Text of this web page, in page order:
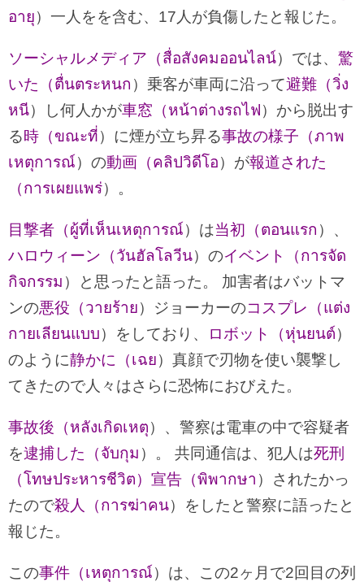
อายุ）一人をを含む、17人が負傷したと報じた。
ソーシャルメディア（สื่อสังคมออนไลน์）では、 驚
いた（ตื่นตระหนก ）乗客が車両に沿って避難（วิ่ง
หนี）し何人かが車窓（หน้าต่างรถไฟ ）から脱出す
る時（ขณะที่）に煙が立ち昇る事故の様子（ภาพ
เหตุการณ์）の動画（คลิปวิดีโอ）が報道された
（การเผยแพร่）。
目撃者（ผู้ที่เห็นเหตุการณ์）は当初（ตอนแรก ）、
ハロウィーン（วันฮัลโลวีน）のイベント（การจัด
กิจกรรม ）と思ったと語った。 加害者はバットマ
ンの悪役（วายร้าย）ジョーカーのコスプレ（แต่ง
กายเลียนแบบ）をしており、 ロボット（หุ่นยนต์）
のように静かに（เฉย）真顔で刃物を使い襲撃し
てきたので人々はさらに恐怖におびえた。
事故後（หลังเกิดเหตุ）、警察は電車の中で容疑者
を逮捕した（จับกุม ）。 共同通信は、犯人は死刑
（โทษประหารชีวิต）宣告（พิพากษา ）されたかっ
たので殺人（การฆ่าคน）をしたと警察に語ったと
報じた。
この事件（เหตุการณ์）は、この2ヶ月で2回目の列